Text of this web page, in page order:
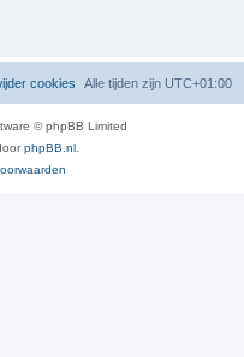
Alle tijden zijn UTC+01:00
cookies
© phpBB Limited
phpBB.nl